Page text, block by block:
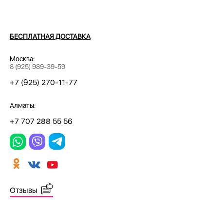
БЕСПЛАТНАЯ ДОСТАВКА
Москва:
8 (925) 989-39-59
+7 (925) 270-11-77
Алматы:
+7 707 288 55 56
Отзывы